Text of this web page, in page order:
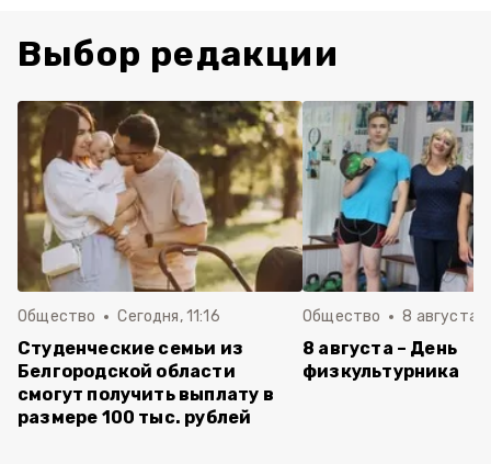
Выбор редакции
Общество Сегодня, 11:16
Студенческие семьи из
Белгородской области
смогут получить выплату в
размере 100 тыс. рублей
Общество 8 августа ,
8 августа – День
физкультурника